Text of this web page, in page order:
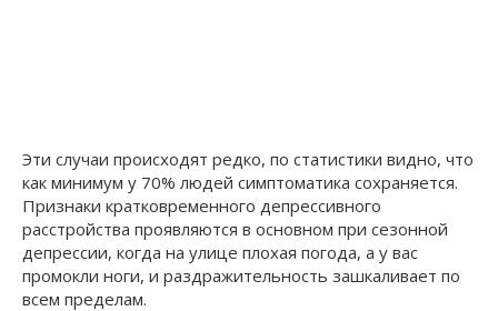
Эти случаи происходят редко, по статистики видно, что
как минимум у 70% людей симптоматика сохраняется.
Признаки кратковременного депрессивного
расстройства проявляются в основном при сезонной
депрессии, когда на улице плохая погода, а у вас
промокли ноги, и раздражительность зашкаливает по
всем пределам.